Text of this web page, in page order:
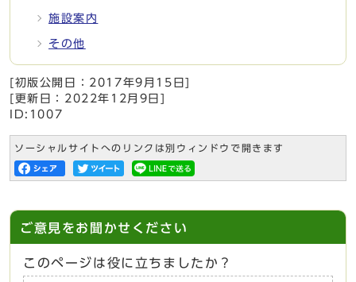
施設案内
その他
[初版公開日： 2017年9月15日
[更新日： 2022年12月9日
ID:1007
ソーシャルサイトへのリンクは別ウィンドウで開きます
ご意見をお聞かせください
このページは役に立ちましたか？